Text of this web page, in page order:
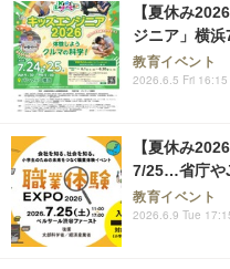
【夏休み
ジニア」横
教育イベント
2026.6.5 Fri 16:15
【夏休み
7/25…省庁や
教育イベント
2026.6.9 Tue